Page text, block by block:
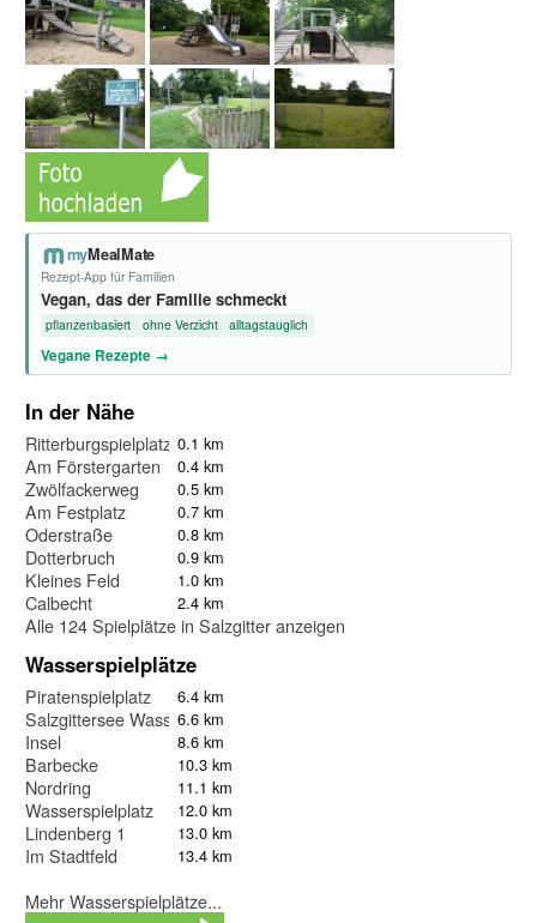
myMealMate
Rezept-App für Familien
Vegan, das der Familie schmeckt
pflanzenbasiert ohne Verzicht alltagstauglich
Vegane Rezepte →
In der Nähe
Ritterburgspielplatz Wasserburg Gebhardshagen
0.1 km
Am Förstergarten 0.4 km
Zwölfackerweg 0.5 km
Am Festplatz 0.7 km
Oderstraße 0.8 km
Dotterbruch 0.9 km
Kleines Feld 1.0 km
Calbecht 2.4 km
Alle 124 Spielplätze in Salzgitter anzeigen
Wasserspielplätze
Piratenspielplatz 6.4 km
Salzgittersee Wasserspielplatz
6.6 km
Insel 8.6 km
Barbecke 10.3 km
Nordring 11.1 km
Wasserspielplatz 12.0 km
Lindenberg 1 13.0 km
Im Stadtfeld 13.4 km
Mehr Wasserspielplätze...